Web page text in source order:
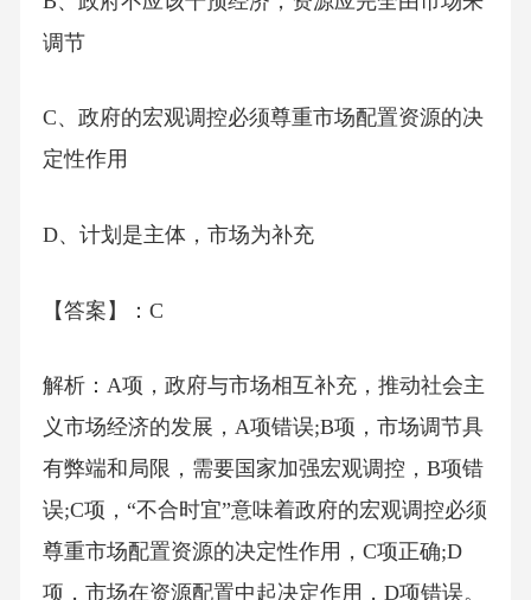
调节
C、政府的宏观调控必须尊重市场配置资源的决
定性作用
D、计划是主体，市场为补充
【答案】：C
解析：A项，政府与市场相互补充，推动社会主
义市场经济的发展，A项错误;B项，市场调节具
有弊端和局限，需要国家加强宏观调控，B项错
误;C项，“不合时宜”意味着政府的宏观调控必须
尊重市场配置资源的决定性作用，C项正确;D
项，市场在资源配置中起决定作用，D项错误。